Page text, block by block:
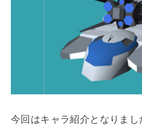
今回はキャラ紹介となりま